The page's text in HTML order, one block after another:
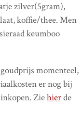
zilver(5gram),
koffie/thee. Men
keumboo
momenteel,
er nog bij
Ziehierde